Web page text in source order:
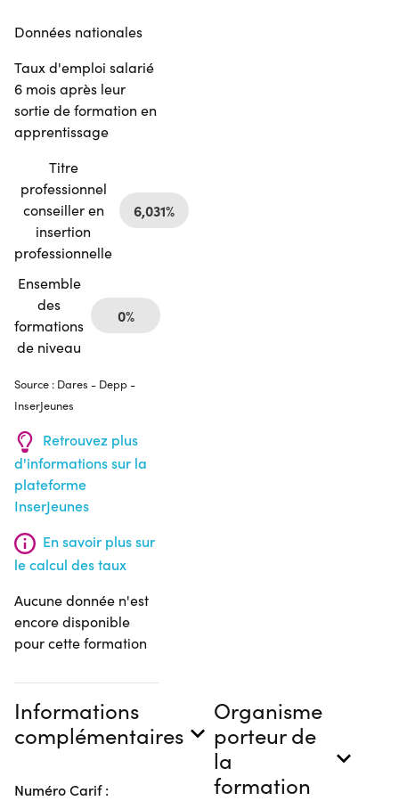
Données nationales
Taux d'emploi salarié
6 mois après leur
sortie de formation en
apprentissage
Titre
professionnel
conseiller en
insertion
professionnelle
6,031%
Ensemble
des
formations
de niveau
0%
Source : Dares - Depp -
InserJeunes
Retrouvez plus
d'informations sur la
plateforme
InserJeunes
En savoir plus sur
le calcul des taux
Aucune donnée n'est
encore disponible
pour cette formation
Informations
complémentaires
Numéro Carif :
Organisme
porteur de
la
formation